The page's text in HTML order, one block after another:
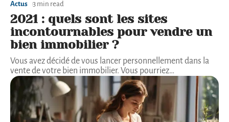
Actus 3 min read
2021 : quels sont les sites
incontournables pour vendre un
bien immobilier ?
Vous avez décidé de vous lancer personnellement dans la
vente de votre bien immobilier. Vous pourriez…